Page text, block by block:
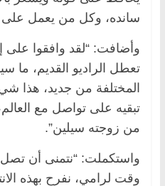
سانده، وكل من يعمل
وأضافت: “لقد وافقوا على
تعطل الراديو القديم، ‏ما
المختلفة من جديد، هذا
تبقيه على تواصل مع
من زوجته سيلين”.
واستكملت: “نتمنى أن
وقت لرامي، نفرح بهذه